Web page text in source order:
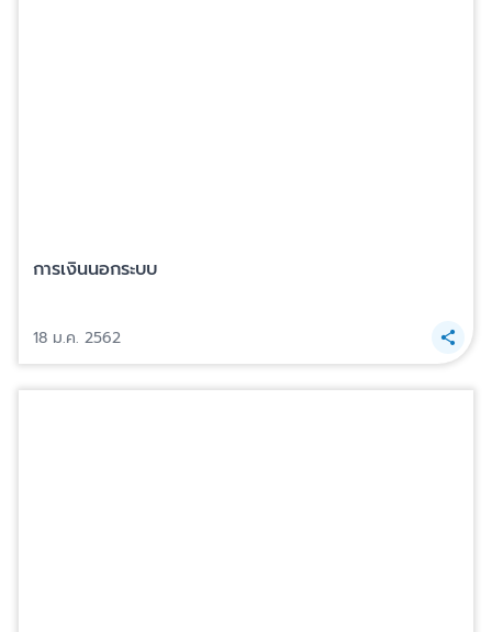
การเงินนอกระบบ
18 ม.ค. 2562